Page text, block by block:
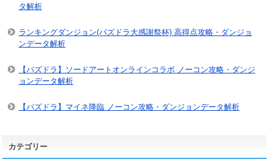
タ解析
ランキングダンジョン(パズドラ大感謝祭杯) 高得点攻略・ダンジョ
ンデータ解析
【パズドラ】ソードアートオンラインコラボ ノーコン攻略・ダンジ
ョンデータ解析
【パズドラ】マイネ降臨 ノーコン攻略・ダンジョンデータ解析
カテゴリー